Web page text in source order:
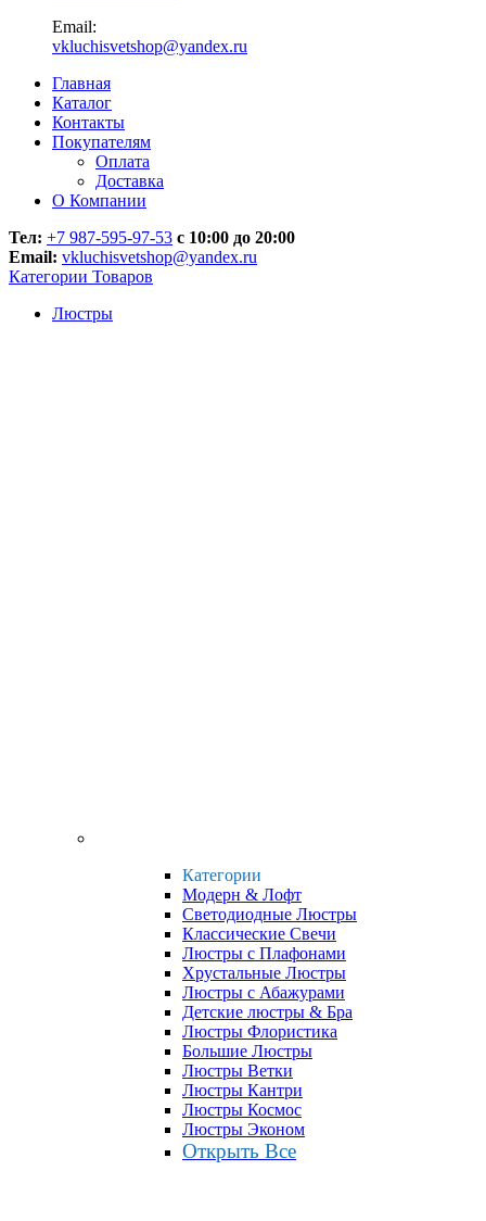
Email:
vkluchisvetshop@yandex.ru
Главная
Каталог
Контакты
Покупателям
Оплата
Доставка
О Компании
Тел: +7 987-595-97-53 с 10:00 до 20:00
Email: vkluchisvetshop@yandex.ru
Категории Товаров
Люстры
Категории
Модерн & Лофт
Светодиодные Люстры
Классические Свечи
Люстры с Плафонами
Хрустальные Люстры
Люстры с Абажурами
Детские люстры & Бра
Люстры Флористика
Большие Люстры
Люстры Ветки
Люстры Кантри
Люстры Космос
Люстры Эконом
Открыть Все